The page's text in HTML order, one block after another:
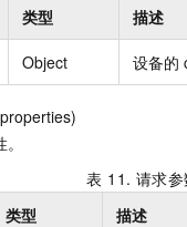
类型 描述
Object 设备的
表 11. 请求参
类型 描述